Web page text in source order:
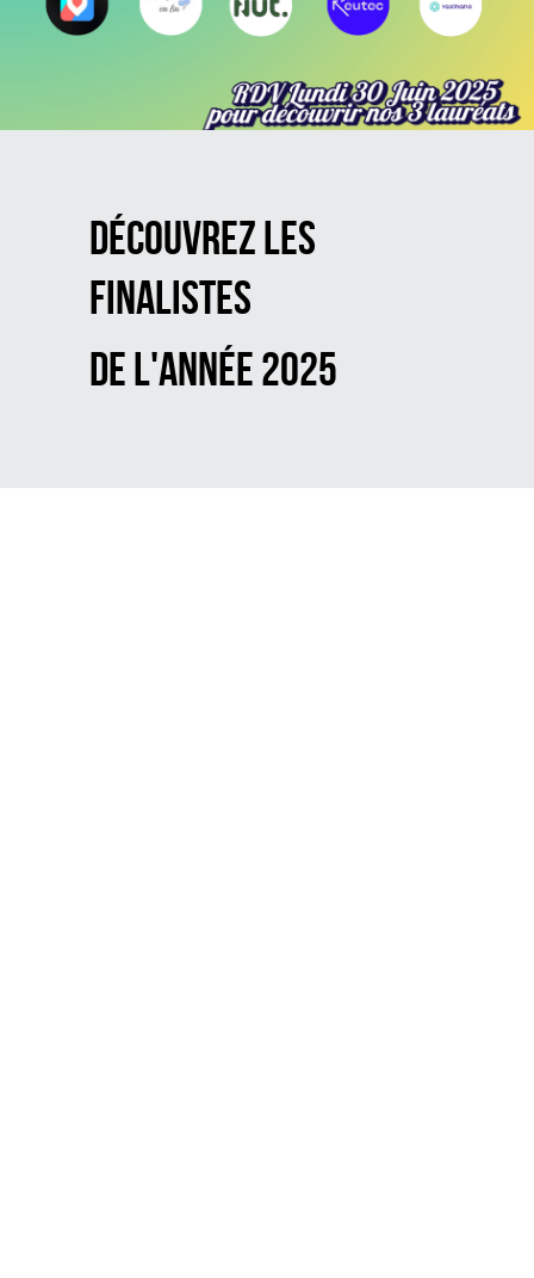
Découvrez les
finalistes
de l'année 2025